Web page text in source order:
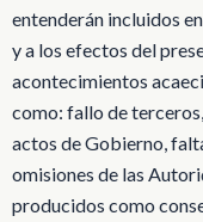
entenderán incluidos
y a los efectos del
acontecimientos
como: fallo de
actos de Gobierno,
omisiones de las
producidos como